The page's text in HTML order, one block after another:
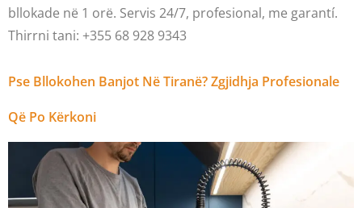
bllokade në 1 orë. Servis 24/7, profesional, me garantí.
Thirrni tani: +355 68 928 9343
Pse Bllokohen Banjot Në Tiranë? Zgjidhja Profesionale
Që Po Kërkoni